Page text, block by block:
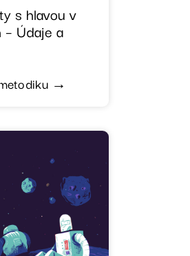
s hlavou v
Údaje a
→